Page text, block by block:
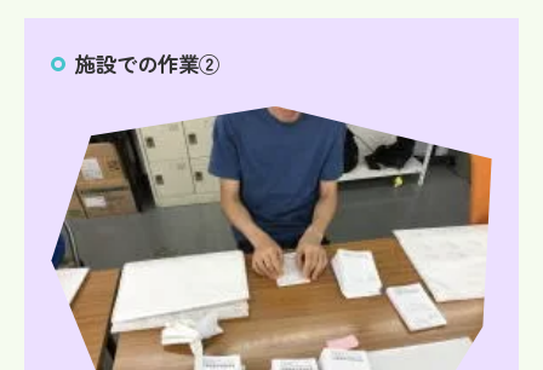
施設での作業②